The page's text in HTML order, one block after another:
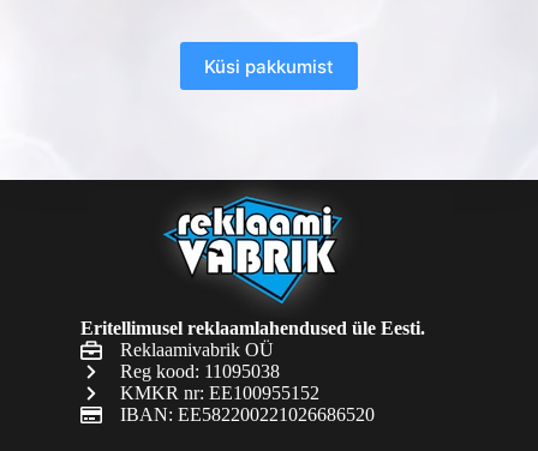
Küsi pakkumist
Eritellimusel reklaamlahendused üle Eesti.
Reklaamivabrik OÜ
Reg kood: 11095038
KMKR nr: EE100955152
IBAN: EE582200221026686520